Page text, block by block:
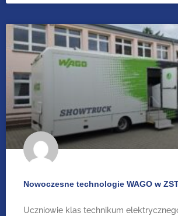
Nowoczesne technologie WAGO w
Uczniowie klas technikum